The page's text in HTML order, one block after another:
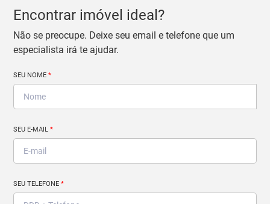
Encontrar imóvel ideal?
Não se preocupe. Deixe seu email e telefone que um
especialista irá te ajudar.
SEU NOME*
SEU E-MAIL*
SEU TELEFONE*